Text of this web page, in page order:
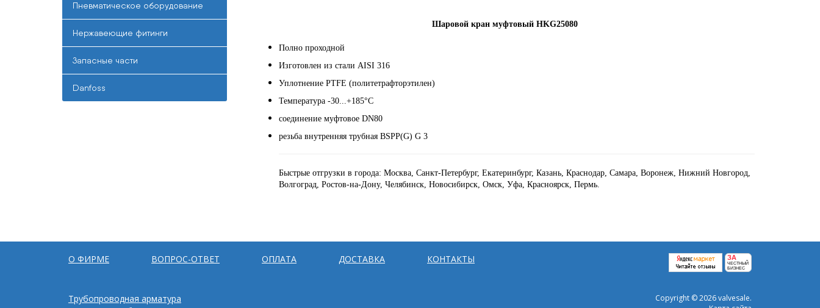
Шаровой кран муфтовый HKG25080
Полно проходной
Изготовлен из стали AISI 316
Уплотнение PTFE (политетрафторэтилен)
Температура -30...+185°С
соединение муфтовое DN80
резьба внутренняя трубная BSPP(G) G 3
Быстрые отгрузки в города: Москва, Санкт-Петербург, Екатеринбург, Казань, Краснодар, Самара, Воронеж, Нижний Новгород,
Волгоград, Ростов-на-Дону, Челябинск, Новосибирск, Омск, Уфа, Красноярск, Пермь.
Пневматическое оборудование
Нержавеющие фитинги
Запасные части
Danfoss
О ФИРМЕ ВОПРОС-ОТВЕТ ОПЛАТА ДОСТАВКА КОНТАКТЫ ЗА
ЧЕСТНЫЙ
БИЗНЕС
Трубопроводная арматура
Copyright © 2026 valvesale.